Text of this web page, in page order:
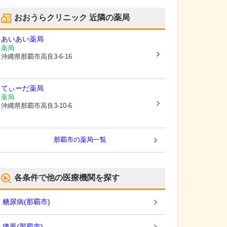
おおうらクリニック 近隣の薬局
あいあい薬局
薬局
沖縄県那覇市高良3-6-16
てぃーだ薬局
薬局
沖縄県那覇市高良3-10-6
那覇市の薬局一覧
各条件で他の医療機関を探す
糖尿病(那覇市)